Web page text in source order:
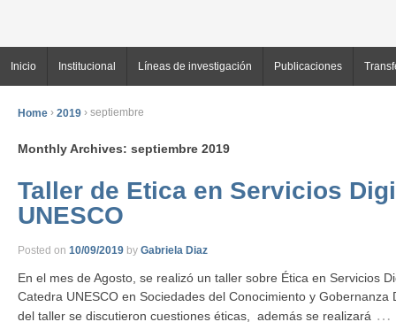
Inicio Institucional Líneas de investigación Publicaciones
Home › 2019 › septiembre
Monthly Archives: septiembre 2019
Taller de Etica en Servicios
UNESCO
Posted on 10/09/2019 by Gabriela Diaz
En el mes de Agosto, se realizó un taller sobre Ética en Servicios
Catedra UNESCO en Sociedades del Conocimiento y Gobernanza
del taller se discutieron cuestiones éticas, además se realizará …